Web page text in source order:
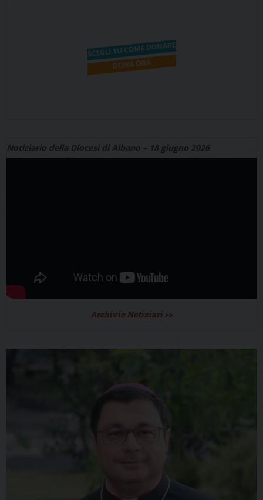
Notiziario della Diocesi di Albano – 18 giugno 2026
Archivio Notiziari >>